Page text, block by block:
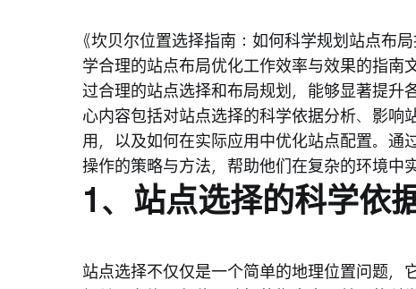
《坎贝尔位置选择指南：如何科学规划站点布
学合理的站点布局优化工作效率与效果的指南
过合理的站点选择和布局规划，能够显著提升
心内容包括对站点选择的科学依据分析、影响
用，以及如何在实际应用中优化站点配置。通
操作的策略与方法，帮助他们在复杂的环境中
1、站点选择的科学依
站点选择不仅仅是一个简单的地理位置问题，